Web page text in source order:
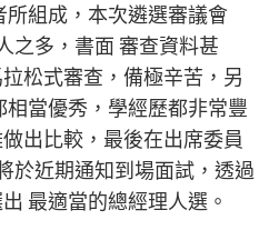
組成，本次遴選審議會
之多，書面 審查資料甚
松式審查，備極辛苦，另
當優秀，學經歷都非常豐
出比較，最後在出席委員
於近期通知到場面試，透過
最適當的總經理人選。